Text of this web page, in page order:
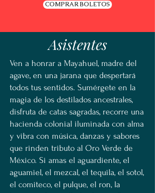
COMPRAR BOLETOS
Asistentes
Ven a honrar a Mayahuel, madre del
agave, en una jarana que despertará
todos tus sentidos. Sumérgete en la
magia de los destilados ancestrales,
disfruta de catas sagradas, recorre una
hacienda colonial iluminada con alma
y vibra con música, danzas y sabores
que rinden tributo al Oro Verde de
México. Si amas el aguardiente, el
aguamiel, el mezcal, el tequila, el sotol,
el comiteco, el pulque, el ron, la